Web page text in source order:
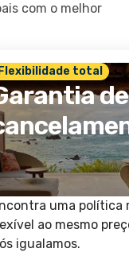
com o melhor
Flexibilidade total
de
uma política
ao mesmo
igualamos.